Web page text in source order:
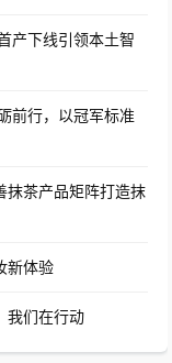
产下线引领本土智
前行，以冠军标准
抹茶产品矩阵打造抹
新体验
我们在行动